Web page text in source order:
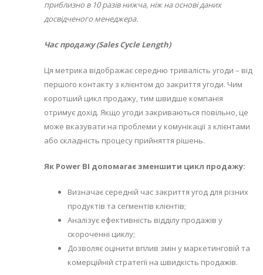
приблизно в 10 разів нижча, ніж на основі даних
досвідченого менеджера.
Час продажу (Sales Cycle Length)
Ця метрика відображає середню тривалість угоди – від
першого контакту з клієнтом до закриття угоди. Чим
коротший цикл продажу, тим швидше компанія
отримує дохід. Якщо угоди закриваються повільно, це
може вказувати на проблеми у комунікації з клієнтами
або складність процесу прийняття рішень.
Як Power BI допомагає зменшити цикл продажу:
Визначає середній час закриття угод для різних
продуктів та сегментів клієнтів;
Аналізує ефективність відділу продажів у
скороченні циклу;
Дозволяє оцінити вплив змін у маркетинговій та
комерційній стратегії на швидкість продажів.